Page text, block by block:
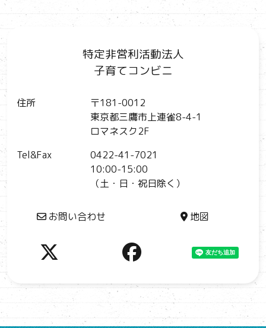
特定非営利活動法人
子育てコンビニ
住所
〒181-0012
東京都三鷹市上連雀8-4-1
ロマネスク2F
Tel&Fax
0422-41-7021
10:00-15:00
（土・日・祝日除く）
お問い合わせ 地図